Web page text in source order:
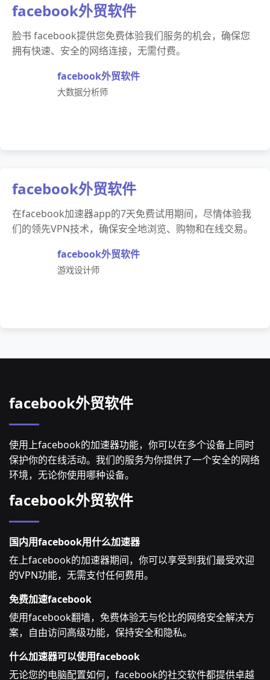
facebook外贸软件
脸书 facebook提供您免费体验我们服务的机会，确保您
拥有快速、安全的网络连接，无需付费。
facebook外贸软件
大数据分析师
facebook外贸软件
在facebook加速器app的7天免费试用期间，尽情体验我
们的领先VPN技术，确保安全地浏览、购物和在线交易。
facebook外贸软件
游戏设计师
facebook外贸软件
使用上facebook的加速器功能，你可以在多个设备上同时
保护你的在线活动。我们的服务为你提供了一个安全的网络
环境，无论你使用哪种设备。
facebook外贸软件
国内用facebook用什么加速器
在上facebook的加速器期间，你可以享受到我们最受欢迎
的VPN功能，无需支付任何费用。
免费加速facebook
使用facebook翻墙，免费体验无与伦比的网络安全解决方
案，自由访问高级功能，保持安全和隐私。
什么加速器可以使用facebook
无论您的电脑配置如何，facebook的社交软件都提供卓越